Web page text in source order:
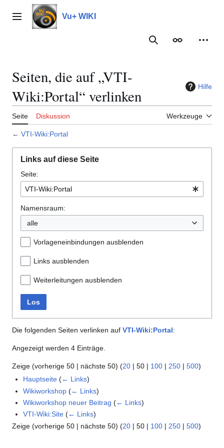
Inhalt
springenHauptmenü Vu+ WIKI
Suche
Seiten, die auf „VTI-
Wiki:Portal“ verlinken
Hilfe
Seite Diskussion Werkzeuge
← VTI-Wiki:Portal
Links auf diese Seite
Seite:
Namensraum:
alle
Vorlageneinbindungen ausblenden
Links ausblenden
Weiterleitungen ausblenden
Los
Die folgenden Seiten verlinken auf VTI-Wiki:Portal:
Angezeigt werden 4 Einträge.
Zeige (vorherige 50 | nächste 50) (20 | 50 | 100 | 250 | 500)
Hauptseite (← Links)
Wikiworkshop (← Links)
Wikiworkshop neuer Beitrag (← Links)
VTI-Wiki:Site (← Links)
Zeige (vorherige 50 | nächste 50) (20 | 50 | 100 | 250 | 500)